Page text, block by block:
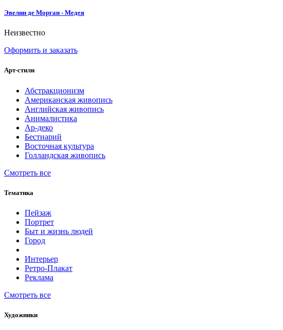
Эвелин де Морган - Медея
Неизвестно
Оформить и заказать
Арт-стили
Абстракционизм
Американская живопись
Английская живопись
Анималистика
Ар-деко
Бестиарий
Восточная культура
Голландская живопись
Смотреть все
Тематика
Пейзаж
Портрет
Быт и жизнь людей
Город
Интерьер
Ретро-Плакат
Реклама
Смотреть все
Художники